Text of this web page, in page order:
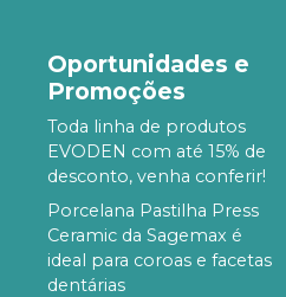
Oportunidades e
Promoções
Toda linha de produtos
EVODEN com até 15% de
desconto, venha conferir!
Porcelana Pastilha Press
Ceramic da Sagemax é
ideal para coroas e facetas
dentárias